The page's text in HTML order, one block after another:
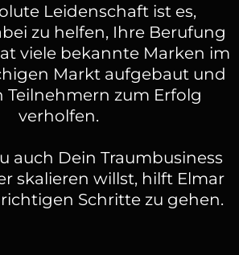
Leidenschaft ist es,
zu helfen, Ihre Berufung
viele bekannte Marken im
Markt aufgebaut und
Teilnehmern zum Erfolg
verholfen.
auch Dein Traumbusiness
skalieren willst, hilft Elmar
Schritte zu gehen.